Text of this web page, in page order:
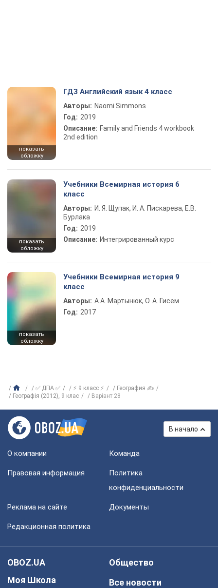
показать
обложку
ГДЗ Английский язык 4 класс
Авторы: Naomi Simmons
Год: 2019
Описание: Family and Friends 4 workbook
2nd edition
показать
обложку
Учебники Всемирная история 6
класс
Авторы: И. Я. Щупак, И. А. Пискарева, Е.В.
Бурлака
Год: 2019
Описание: Интегрированный курс
показать
обложку
Учебники Всемирная история 9
класс
Авторы: А.А. Мартынюк, О. А. Гисем
Год: 2017
✅ ДПА ✅ ⚡ 9 класс ⚡
География ✍
Географія (2012), 9 клас
Варіант 28
В начало
О компании Команда
Правовая информация
Политика
конфиденциальности
Реклама на сайте Документы
Редакционная политика
OBOZ.UA
Моя Школа
Общество
Все новости